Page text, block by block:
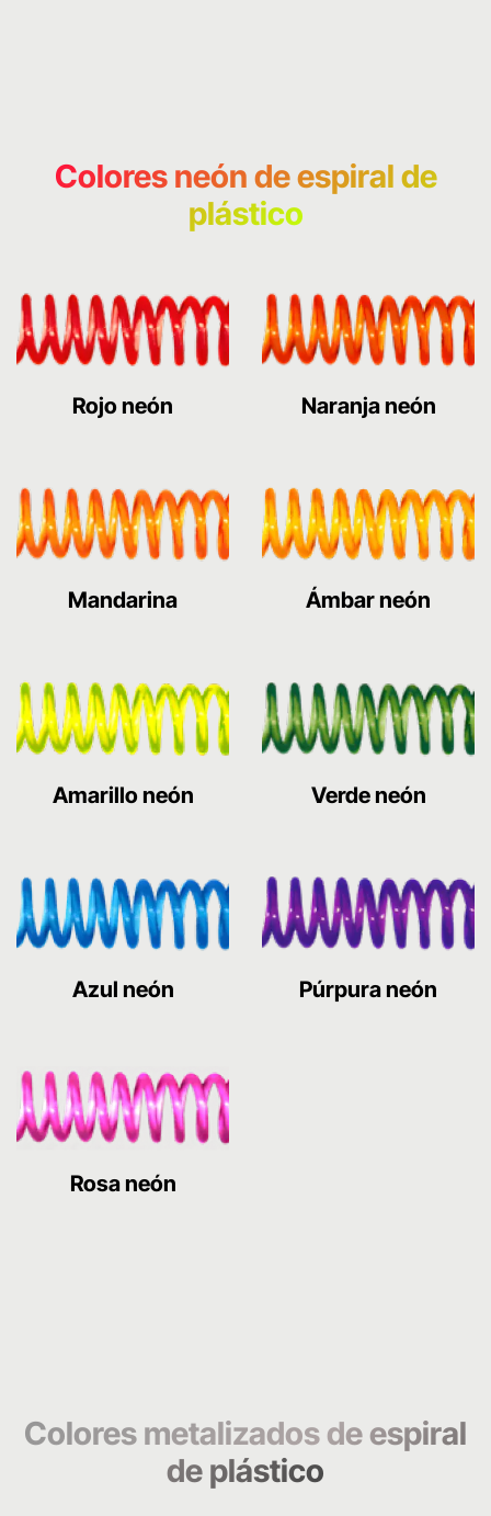
Colores neón de espiral de
plástico
Rojo neón Naranja neón
Mandarina Ámbar neón
Amarillo neón Verde neón
Azul neón Púrpura neón
Rosa neón
Colores metalizados de espiral
de plástico